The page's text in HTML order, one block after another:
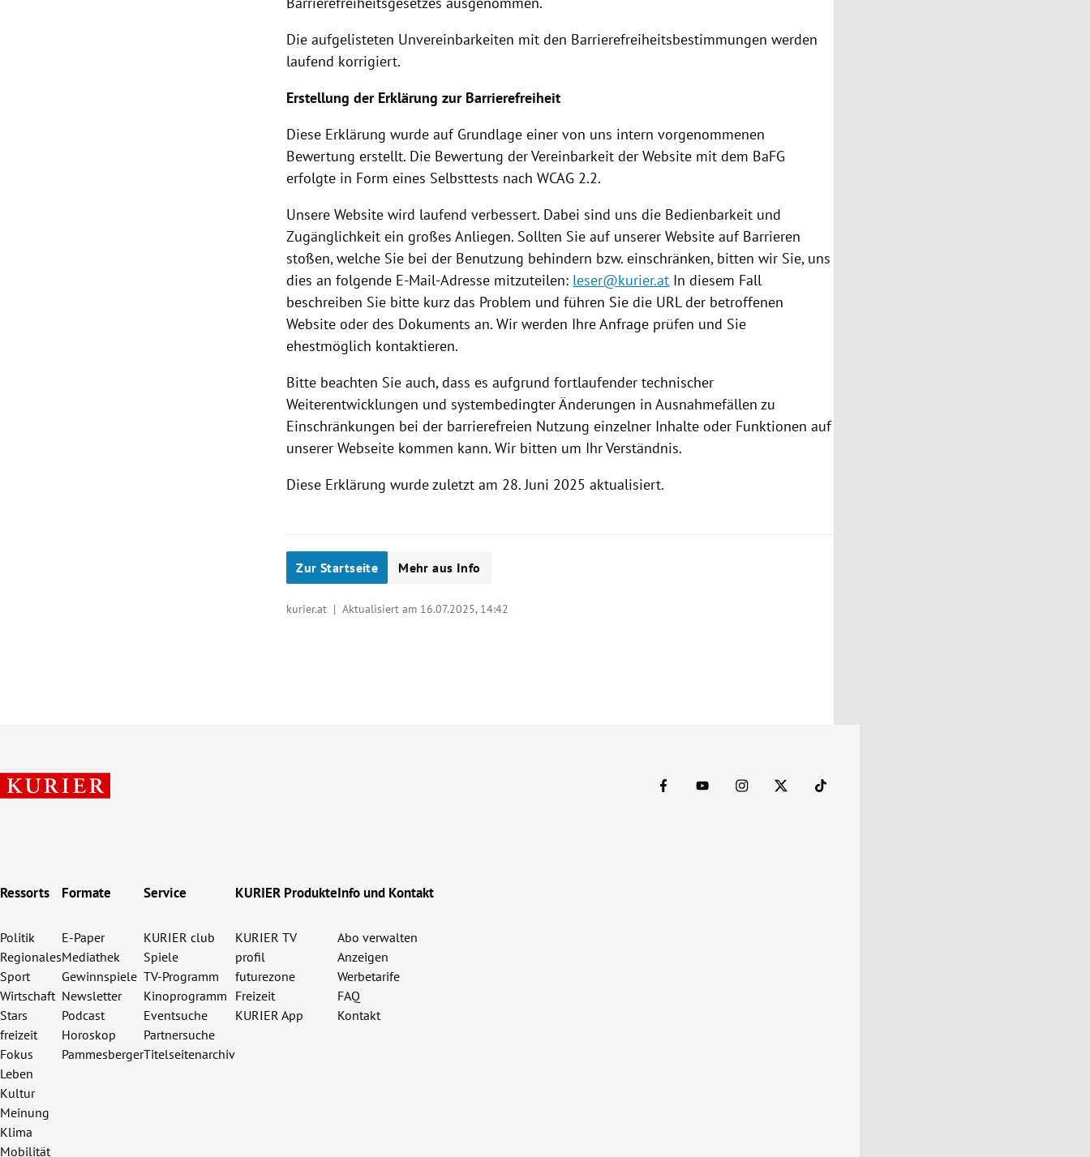
Die aufgelisteten Unvereinbarkeiten mit den Barrierefreiheitsbestimmungen werden
laufend korrigiert.
Erstellung der Erklärung zur Barrierefreiheit
Diese Erklärung wurde auf Grundlage einer von uns intern vorgenommenen
Bewertung erstellt. Die Bewertung der Vereinbarkeit der Website mit dem BaFG
erfolgte in Form eines Selbsttests nach WCAG 2.2.
Unsere Website wird laufend verbessert. Dabei sind uns die Bedienbarkeit und
Zugänglichkeit ein großes Anliegen. Sollten Sie auf unserer Website auf Barrieren
stoßen, welche Sie bei der Benutzung behindern bzw. einschränken, bitten wir Sie, uns
dies an folgende E-Mail-Adresse mitzuteilen: leser@kurier.at In diesem Fall
beschreiben Sie bitte kurz das Problem und führen Sie die URL der betroffenen
Website oder des Dokuments an. Wir werden Ihre Anfrage prüfen und Sie
ehestmöglich kontaktieren.
Bitte beachten Sie auch, dass es aufgrund fortlaufender technischer
Weiterentwicklungen und systembedingter Änderungen in Ausnahmefällen zu
Einschränkungen bei der barrierefreien Nutzung einzelner Inhalte oder Funktionen auf
unserer Webseite kommen kann. Wir bitten um Ihr Verständnis.
Diese Erklärung wurde zuletzt am 28. Juni 2025 aktualisiert.
Zur Startseite Mehr aus Info
kurier.at | Aktualisiert am 16.07.2025, 14:42
Ressorts
Politik
Regionales
Sport
Wirtschaft
Stars
freizeit
Fokus
Leben
Kultur
Meinung
Klima
Mobilität
Formate
E-Paper
Mediathek
Gewinnspiele
Newsletter
Podcast
Horoskop
Pammesberger
Service
KURIER club
Spiele
TV-Programm
Kinoprogramm
Eventsuche
Partnersuche
Titelseitenarchiv
KURIER Produkte
KURIER TV
profil
futurezone
Freizeit
KURIER App
Info und Kontakt
Abo verwalten
Anzeigen
Werbetarife
FAQ
Kontakt